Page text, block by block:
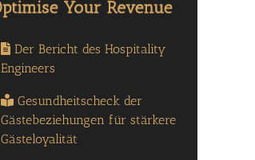
Der Bericht des Hospitality
Engineers
Gesundheitscheck der
Gästebeziehungen für stärkere
Gästeloyalität